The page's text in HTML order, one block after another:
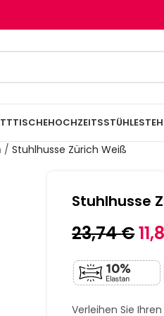
HOCHZEITSSTÜHLE
/ Stuhlhusse Zürich Weiß
Stuhlhusse
23,74€
Verleihen Sie